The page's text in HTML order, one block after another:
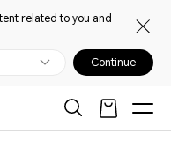
related to you and
Continue